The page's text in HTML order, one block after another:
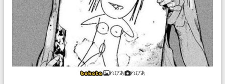
れびあ れびあ